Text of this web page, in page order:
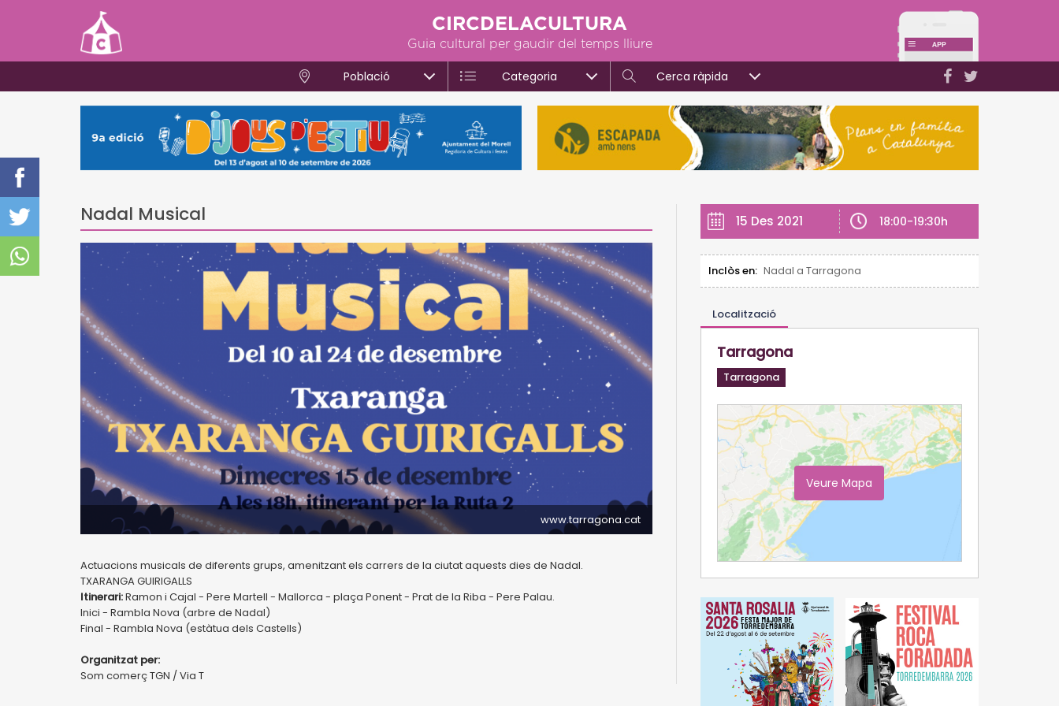
CIRCDELACULTURA
Guia cultural per gaudir del temps lliure
Població Categoria Cerca ràpida
Nadal Musical
www.tarragona.cat
Actuacions musicals de diferents grups, amenitzant els carrers de la ciutat aquests dies de Nadal.
TXARANGA GUIRIGALLS
Itinerari:Ramon i Cajal - Pere Martell - Mallorca - plaça Ponent - Prat de la Riba - Pere Palau.
Inici - Rambla Nova (arbre de Nadal)
Final - Rambla Nova (estàtua dels Castells)
Organitzat per:
Som comerç TGN / Via T
15 Des 2021 18:00-19:30h
Inclòs en: Nadal a Tarragona
Localització
Tarragona
Tarragona
Veure Mapa